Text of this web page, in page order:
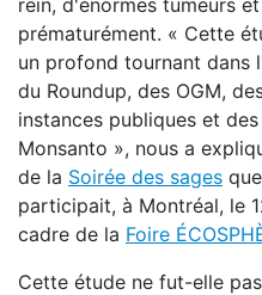
rein, d'énormes tumeurs
prématurément. « Cette
un profond tournant dans
du Roundup, des OGM,
instances publiques et
Monsanto », nous a
de la Soirée des sages
participait, à Montréal, le
cadre de la Foire
Cette étude ne fut-elle